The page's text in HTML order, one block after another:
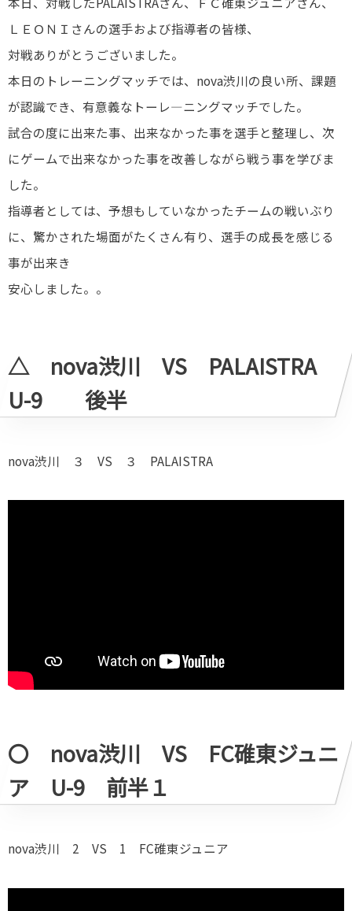
ＬＥＯＮＩさんの選手および指導者の皆様、
対戦ありがとうございました。
本日のトレーニングマッチでは、nova渋川の良い所、課題
が認識でき、有意義なトーレ―ニングマッチでした。
試合の度に出来た事、出来なかった事を選手と整理し、次
にゲームで出来なかった事を改善しながら戦う事を学びま
した。
指導者としては、予想もしていなかったチームの戦いぶり
に、驚かされた場面がたくさん有り、選手の成長を感じる
事が出来き
安心しました。。
△ nova渋川 VS PALAISTRA
U-9 後半
nova渋川 ３ VS ３ PALAISTRA
〇 nova渋川 VS FC碓東ジュニ
ア U-9 前半１
nova渋川 2 VS 1 FC碓東ジュニア